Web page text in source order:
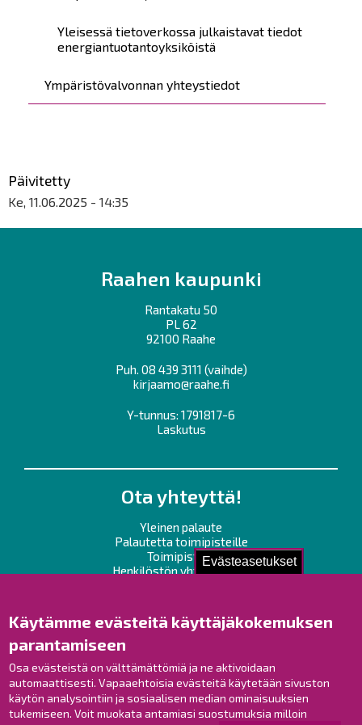
Evästeasetukset
Käytämme evästeitä käyttäjäkokemuksen
parantamiseen
Osa evästeistä on välttämättömiä ja ne aktivoidaan
automaattisesti. Vapaaehtoisia evästeitä käytetään sivuston
käytön analysointiin ja sosiaalisen median ominaisuuksien
tukemiseen. Voit muokata antamiasi suostumuksia milloin
Yleisessä tietoverkossa julkaistavat tiedot
energiantuotantoyksiköistä
Ympäristövalvonnan yhteystiedot
Päivitetty
Ke, 11.06.2025 - 14:35
Raahen kaupunki
Rantakatu 50
PL 62
92100 Raahe
Puh. 08 439 3111 (vaihde)
kirjaamo@raahe.fi
Y-tunnus: 1791817-6
Laskutus
Ota yhteyttä!
Yleinen palaute
Palautetta toimipisteille
Toimipisteet
Henkilöstön yhteystiedot
Raahe Facebookissa
Raahe Instagramissa
Raahe LinkedInissä
Raahe YouTubessa